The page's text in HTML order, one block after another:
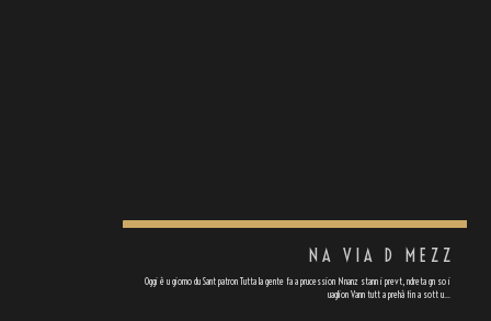
NA VIA D MEZZ
Oggi è u giorno du Sant patron Tutta la gente fa a prucession Nnanz stann i prevt, ndreta gn so i
uaglion Vann tutt a prehà fin a sott u…